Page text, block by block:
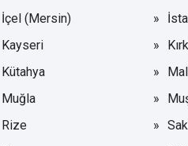
İçel (Mersin)
Kayseri
Kütahya
Muğla
Rize